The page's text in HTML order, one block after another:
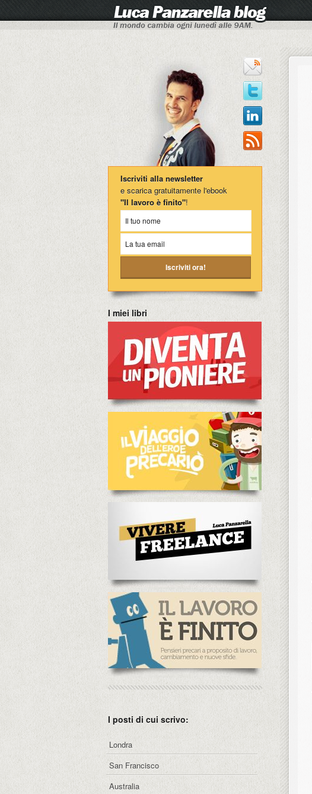
Iscriviti alla newsletter
e scarica gratuitamente l'ebook
"Il lavoro è finito"!
I miei libri
I posti di cui scrivo:
Londra
San Francisco
Australia